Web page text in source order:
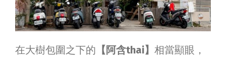
在大樹包圍之下的 【阿含thai】 相當顯眼，